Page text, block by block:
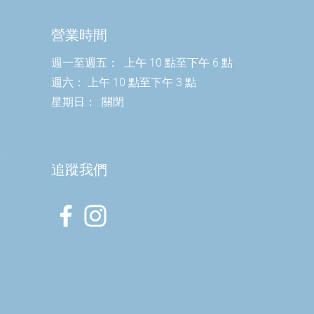
營業時間
週一至週五：
上午 10 點至下午 6 點
週六：
上午 10 點至下午 3 點
星期日：
關閉
​追蹤我們